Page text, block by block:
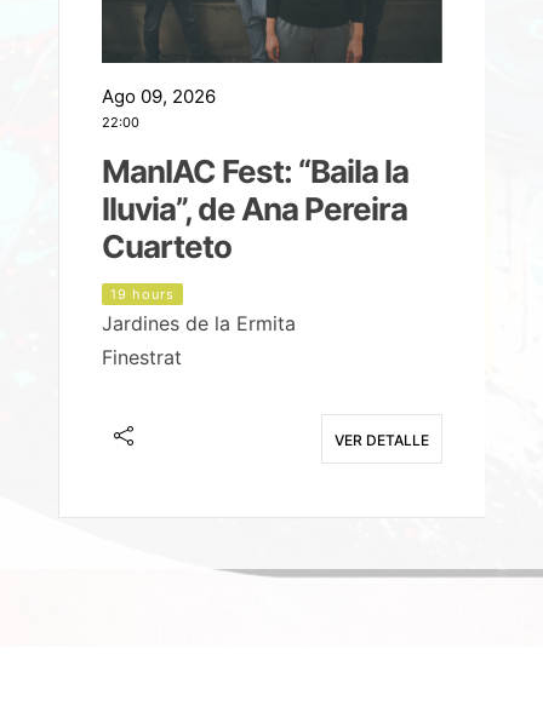
Ago 09, 2026
22:00
ManIAC Fest: “Baila la
lluvia”, de Ana Pereira
Cuarteto
19 hours
Jardines de la Ermita
Finestrat
VER DETALLE